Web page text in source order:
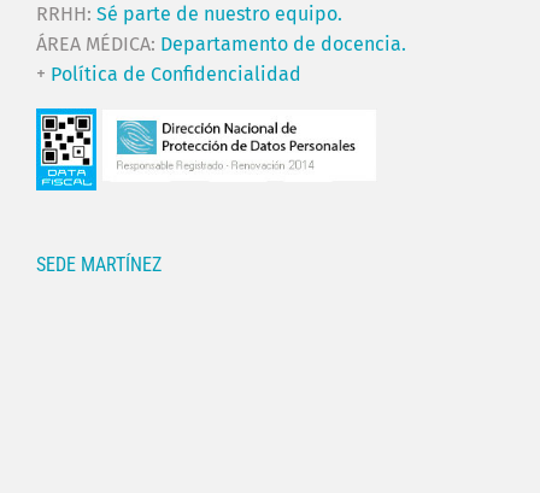
RRHH: Sé parte de nuestro equipo.
ÁREA MÉDICA: Departamento de docencia.
+ Política de Confidencialidad
SEDE MARTÍNEZ